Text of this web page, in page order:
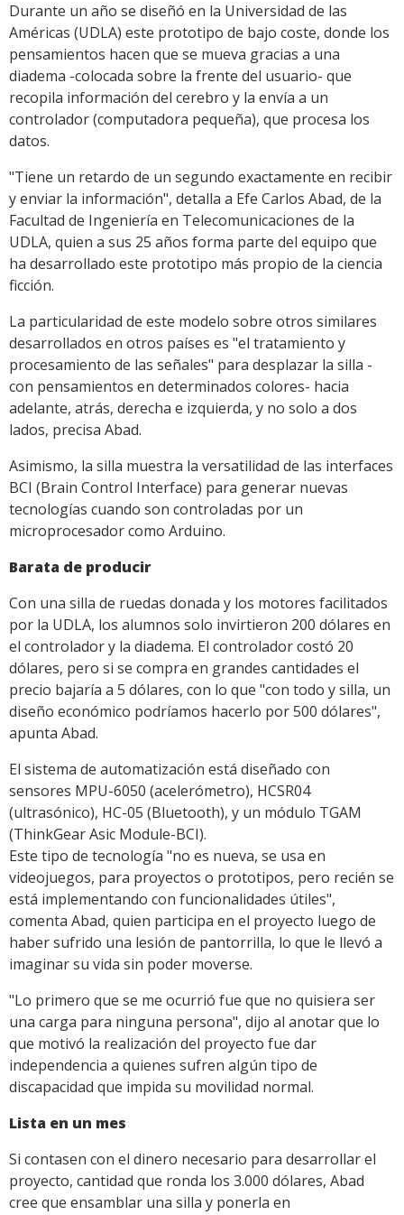
Durante un año se diseñó en la Universidad de las
Américas (UDLA) este prototipo de bajo coste, donde los
pensamientos hacen que se mueva gracias a una
diadema -colocada sobre la frente del usuario- que
recopila información del cerebro y la envía a un
controlador (computadora pequeña), que procesa los
datos.
"Tiene un retardo de un segundo exactamente en recibir
y enviar la información", detalla a Efe Carlos Abad, de la
Facultad de Ingeniería en Telecomunicaciones de la
UDLA, quien a sus 25 años forma parte del equipo que
ha desarrollado este prototipo más propio de la ciencia
ficción.
La particularidad de este modelo sobre otros similares
desarrollados en otros países es "el tratamiento y
procesamiento de las señales" para desplazar la silla -
con pensamientos en determinados colores- hacia
adelante, atrás, derecha e izquierda, y no solo a dos
lados, precisa Abad.
Asimismo, la silla muestra la versatilidad de las interfaces
BCI (Brain Control Interface) para generar nuevas
tecnologías cuando son controladas por un
microprocesador como Arduino.
Barata de producir
Con una silla de ruedas donada y los motores facilitados
por la UDLA, los alumnos solo invirtieron 200 dólares en
el controlador y la diadema. El controlador costó 20
dólares, pero si se compra en grandes cantidades el
precio bajaría a 5 dólares, con lo que "con todo y silla, un
diseño económico podríamos hacerlo por 500 dólares",
apunta Abad.
El sistema de automatización está diseñado con
sensores MPU-6050 (acelerómetro), HCSR04
(ultrasónico), HC-05 (Bluetooth), y un módulo TGAM
(ThinkGear Asic Module-BCI).
Este tipo de tecnología "no es nueva, se usa en
videojuegos, para proyectos o prototipos, pero recién se
está implementando con funcionalidades útiles",
comenta Abad, quien participa en el proyecto luego de
haber sufrido una lesión de pantorrilla, lo que le llevó a
imaginar su vida sin poder moverse.
"Lo primero que se me ocurrió fue que no quisiera ser
una carga para ninguna persona", dijo al anotar que lo
que motivó la realización del proyecto fue dar
independencia a quienes sufren algún tipo de
discapacidad que impida su movilidad normal.
Lista en un mes
Si contasen con el dinero necesario para desarrollar el
proyecto, cantidad que ronda los 3.000 dólares, Abad
cree que ensamblar una silla y ponerla en